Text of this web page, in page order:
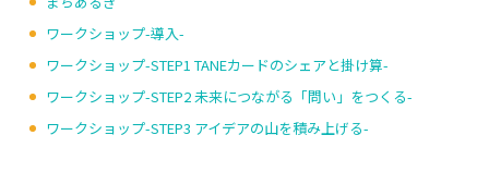
ワークショップ-導入-
ワークショップ-STEP1 TANEカードのシェアと掛け算-
ワークショップ-STEP2 未来につながる「問い」をつくる-
ワークショップ-STEP3 アイデアの山を積み上げる-